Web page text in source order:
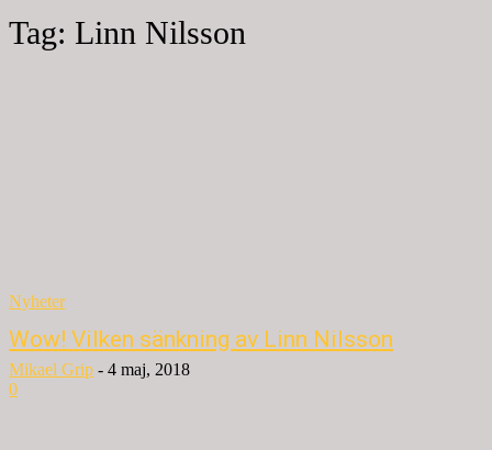
Tag: Linn Nilsson
Nyheter
Wow! Vilken sänkning av Linn Nilsson
Mikael Grip - 4 maj, 2018
0